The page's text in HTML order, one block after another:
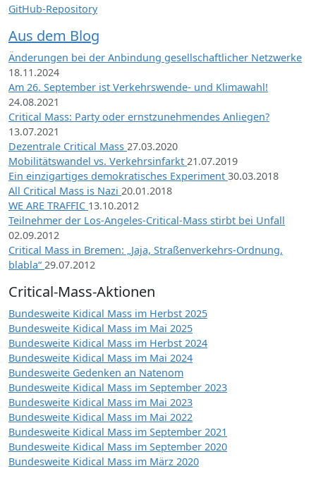
GitHub-Repository
Aus dem Blog
Änderungen bei der Anbindung gesellschaftlicher Netzwerke
18.11.2024
Am 26. September ist Verkehrswende- und Klimawahl!
24.08.2021
Critical Mass: Party oder ernstzunehmendes Anliegen?
13.07.2021
Dezentrale Critical Mass 27.03.2020
Mobilitätswandel vs. Verkehrsinfarkt 21.07.2019
Ein einzigartiges demokratisches Experiment 30.03.2018
All Critical Mass is Nazi 20.01.2018
WE ARE TRAFFIC 13.10.2012
Teilnehmer der Los-Angeles-Critical-Mass stirbt bei Unfall
02.09.2012
Critical Mass in Bremen: „Jaja, Straßenverkehrs-Ordnung,
blabla“ 29.07.2012
Critical-Mass-Aktionen
Bundesweite Kidical Mass im Herbst 2025
Bundesweite Kidical Mass im Mai 2025
Bundesweite Kidical Mass im Herbst 2024
Bundesweite Kidical Mass im Mai 2024
Bundesweite Gedenken an Natenom
Bundesweite Kidical Mass im September 2023
Bundesweite Kidical Mass im Mai 2023
Bundesweite Kidical Mass im Mai 2022
Bundesweite Kidical Mass im September 2021
Bundesweite Kidical Mass im September 2020
Bundesweite Kidical Mass im März 2020